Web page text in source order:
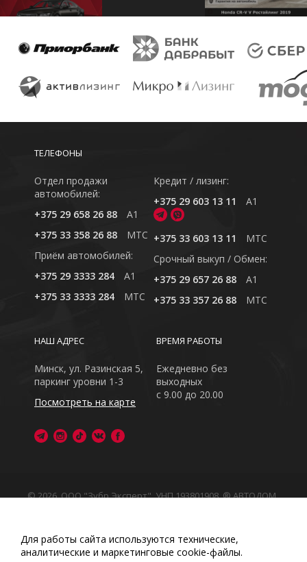
ТЕЛЕФОНЫ
Отдел продажи
автомобилей:
+375 29 658 26 88
A1
+375 33 358 26 88
MTC
Приём автомобилей:
+375 29 3333 284
A1
+375 33 3333 284
MTC
Кредит / лизинг:
+375 29 603 13 11
A1
+375 33 603 13 11
MTC
Cрочный выкуп / Обмен:
+375 29 657 26 88
A1
+375 33 357 26 88
MTC
ВРЕМЯ РАБОТЫ
Ежедневно без
выходных
с 9.00 до 20.00
НАШ АДРЕС
Минск, ул. Разинская 5,
паркинг уровни 1-3
Посмотреть на карте
© 2026, ООО "Зубр Эксперт", УНП 193801908. ® АВТОДОМ
Обращаем Ваше внимание на то, что данный интернет-
сайт носит исключительно информационный характер
Любое использование либо копирование материалов
Для работы сайта используются технические,
аналитические и маркетинговые сооkіе-файлы.